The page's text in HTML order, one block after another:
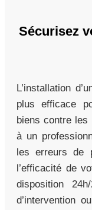
Sécurisez
L’installation
plus efficace
biens contre
à un
les erreurs de
l’efficacité de
disposition
d’intervention